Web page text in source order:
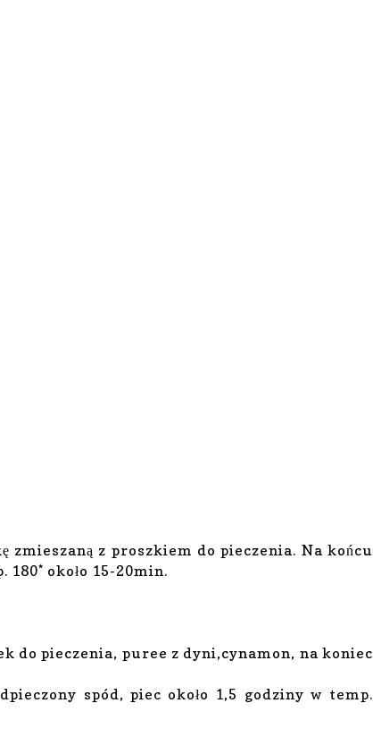
zmieszaną z proszkiem do pieczenia. Na końcu
180* około 15-20min.
do pieczenia, puree z dyni,cynamon, na koniec
spód, piec około 1,5 godziny w temp.